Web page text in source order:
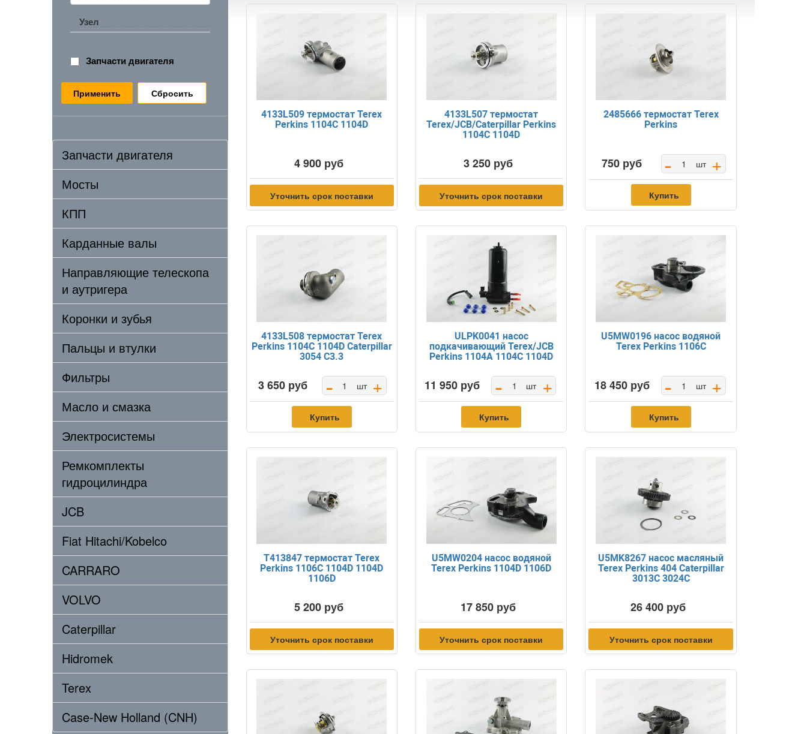
Узел
Запчасти двигателя
Сбросить
Запчасти двигателя
Мосты
КПП
Карданные валы
Направляющие телескопа
и аутригера
Коронки и зубья
Пальцы и втулки
Фильтры
Масло и смазка
Электросистемы
Ремкомплекты
гидроцилиндра
JCB
Fiat Hitachi/Kobelco
CARRARO
VOLVO
Caterpillar
Hidromek
Terex
Case-New Holland (CNH)
4133L509 термостат Terex
Perkins 1104C 1104D
4 900 руб
Уточнить срок поставки
4133L507 термостат
Terex/JCB/Caterpillar Perkins
1104C 1104D
3 250 руб
Уточнить срок поставки
2485666 термостат Terex
Perkins
750 руб - шт +
Купить
4133L508 термостат Terex
Perkins 1104C 1104D Caterpillar
3054 C3.3
3 650 руб - шт +
Купить
ULPK0041 насос
подкачивающий Terex/JCB
Perkins 1104A 1104C 1104D
11 950 руб - шт +
Купить
U5MW0196 насос водяной
Terex Perkins 1106C
18 450 руб - шт +
Купить
T413847 термостат Terex
Perkins 1106C 1104D 1104D
1106D
5 200 руб
Уточнить срок поставки
U5MW0204 насос водяной
Terex Perkins 1104D 1106D
17 850 руб
Уточнить срок поставки
U5MK8267 насос масляный
Terex Perkins 404 Caterpillar
3013C 3024C
26 400 руб
Уточнить срок поставки